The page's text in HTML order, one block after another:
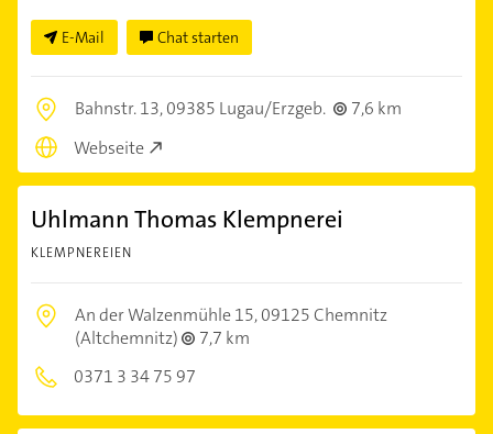
E-Mail Chat starten
Bahnstr. 13,09385 Lugau/Erzgeb.
7,6 km
Webseite
Uhlmann Thomas Klempnerei
KLEMPNEREIEN
An der Walzenmühle 15,09125 Chemnitz
(Altchemnitz)
7,7 km
0371 3 34 75 97